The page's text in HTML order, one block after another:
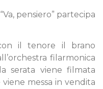
pensiero” partecipa
il tenore il brano
filarmonica
serata viene filmata
messa in vendita